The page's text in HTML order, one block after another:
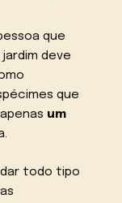
que
deve
que
um
dar todo tipo